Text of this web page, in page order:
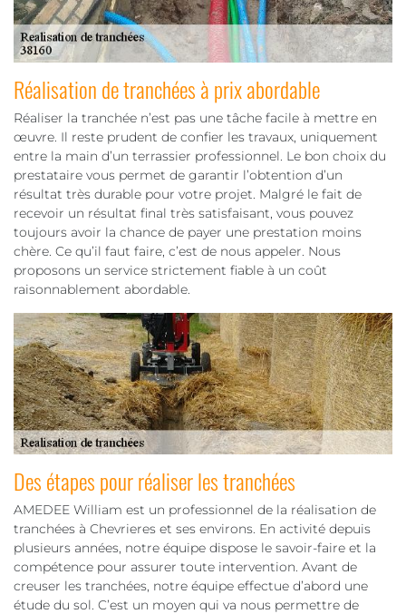
Réalisation de tranchées à prix abordable
Réaliser la tranchée n’est pas une tâche facile à mettre en
œuvre. Il reste prudent de confier les travaux, uniquement
entre la main d’un terrassier professionnel. Le bon choix du
prestataire vous permet de garantir l’obtention d’un
résultat très durable pour votre projet. Malgré le fait de
recevoir un résultat final très satisfaisant, vous pouvez
toujours avoir la chance de payer une prestation moins
chère. Ce qu’il faut faire, c’est de nous appeler. Nous
proposons un service strictement fiable à un coût
raisonnablement abordable.
Des étapes pour réaliser les tranchées
AMEDEE William est un professionnel de la réalisation de
tranchées à Chevrieres et ses environs. En activité depuis
plusieurs années, notre équipe dispose le savoir-faire et la
compétence pour assurer toute intervention. Avant de
creuser les tranchées, notre équipe effectue d’abord une
étude du sol. C’est un moyen qui va nous permettre de